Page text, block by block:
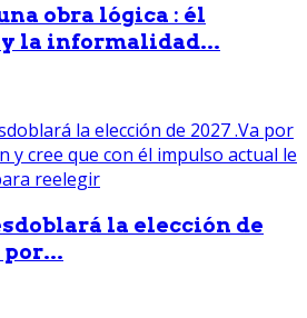
obra lógica : él
la informalidad...
la elección de
por...